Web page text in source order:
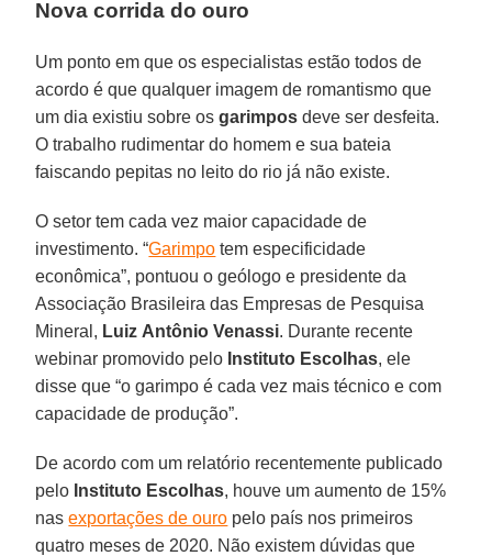
Nova corrida do ouro
Um ponto em que os especialistas estão todos de
acordo é que qualquer imagem de romantismo que
um dia existiu sobre osgarimpos deve ser desfeita.
O trabalho rudimentar do homem e sua bateia
faiscando pepitas no leito do rio já não existe.
O setor tem cada vez maior capacidade de
investimento. “Garimpo tem especificidade
econômica”, pontuou o geólogo e presidente da
Associação Brasileira das Empresas de Pesquisa
Mineral, Luiz Antônio Venassi. Durante recente
webinar promovido pelo Instituto Escolhas, ele
disse que “o garimpo é cada vez mais técnico e com
capacidade de produção”.
De acordo com um relatório recentemente publicado
pelo Instituto Escolhas, houve um aumento de 15%
nasexportações de ouro pelo país nos primeiros
quatro meses de 2020. Não existem dúvidas que